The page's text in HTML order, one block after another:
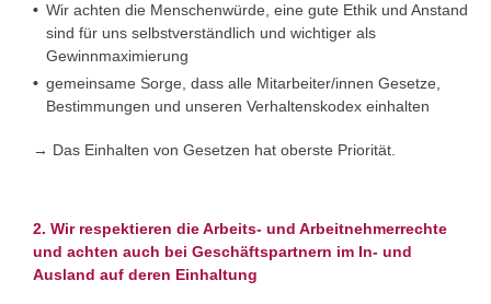
Wir achten die Menschenwürde, eine gute Ethik und Anstand
sind für uns selbstverständlich und wichtiger als
Gewinnmaximierung
gemeinsame Sorge, dass alle Mitarbeiter/innen Gesetze,
Bestimmungen und unseren Verhaltenskodex einhalten
→ Das Einhalten von Gesetzen hat oberste Priorität.
2. Wir respektieren die Arbeits- und Arbeitnehmerrechte
und achten auch bei Geschäftspartnern im In- und
Ausland auf deren Einhaltung